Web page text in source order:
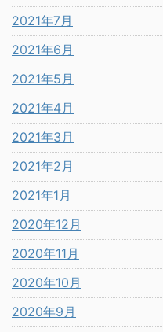
2021年7月
2021年6月
2021年5月
2021年4月
2021年3月
2021年2月
2021年1月
2020年12月
2020年11月
2020年10月
2020年9月